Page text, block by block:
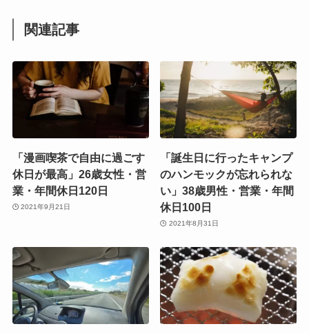
関連記事
「漫画喫茶で自由に過ごす
休日が最高」26歳女性・営
業・年間休日120日
2021年9月21日
「誕生日に行ったキャンプ
のハンモックが忘れられな
い」38歳男性・営業・年間
休日100日
2021年8月31日